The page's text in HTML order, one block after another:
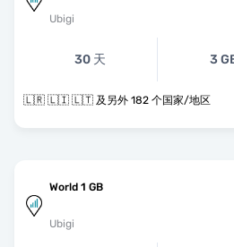
Ubigi
30 天 3
🇱🇷 🇱🇮 🇱🇹 及另外 182 个国家/地区
World 1 GB
Ubigi